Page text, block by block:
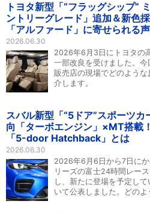
トヨタ新型「“フラッグシップ”
ントリーグレード」追加＆新色
「アルファード」に寄せられる
2026.06.30
2026年6月3日にトヨタの
一部改良を受けました。今
販売店の現場でどのよう
介します。
スバル新型「“5ドア”スポーツ
向「ターボエンジン」×MT搭載
「5-door Hatchback」とは
2026.06.30
2026年6月6日から7日に
リーズの富士24時間レー
し、新たに登場を予定し
いて公表しました。どのよ